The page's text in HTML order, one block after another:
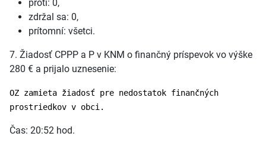
proti: 0,
zdržal sa: 0,
prítomní: všetci.
7. Žiadosť CPPP a P v KNM o finančný príspevok vo výške
280 € a prijalo uznesenie:
OZ zamieta žiadosť pre nedostatok finančných
prostriedkov v obci.
Čas: 20:52 hod.